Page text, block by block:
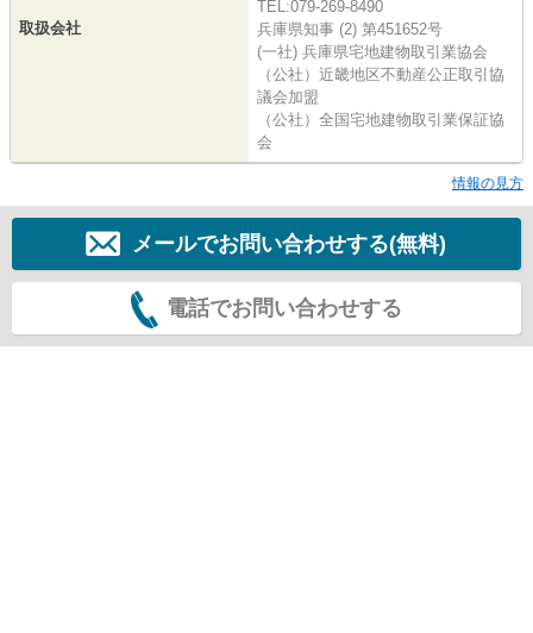
取扱会社
TEL:079-269-8490
兵庫県知事 (2) 第451652号
(一社) 兵庫県宅地建物取引業協会
（公社）近畿地区不動産公正取引協
議会加盟
（公社）全国宅地建物取引業保証協
会
情報の見方
メールでお問い合わせする(無料)
電話でお問い合わせする